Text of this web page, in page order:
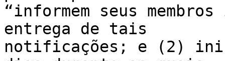
“informem seus
entrega de tais
notificações; e (2)